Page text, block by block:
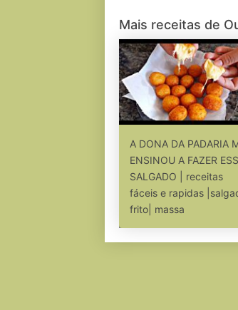
Mais receitas de
A DONA DA PADARIA
ENSINOU A FAZER
SALGADO | receitas
fáceis e rapidas
frito| massa